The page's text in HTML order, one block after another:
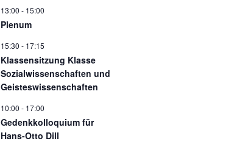
13:00 - 15:00
Plenum
15:30 - 17:15
Klassensitzung Klasse
Sozialwissenschaften und
Geisteswissenschaften
10:00 - 17:00
Gedenkkolloquium für
Hans-Otto Dill